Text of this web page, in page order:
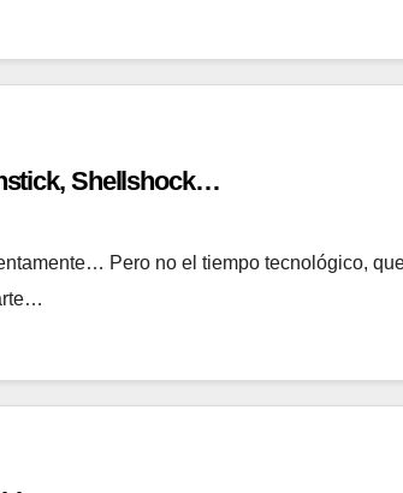
Shellshock…
Pero no el tiempo tecnológico,